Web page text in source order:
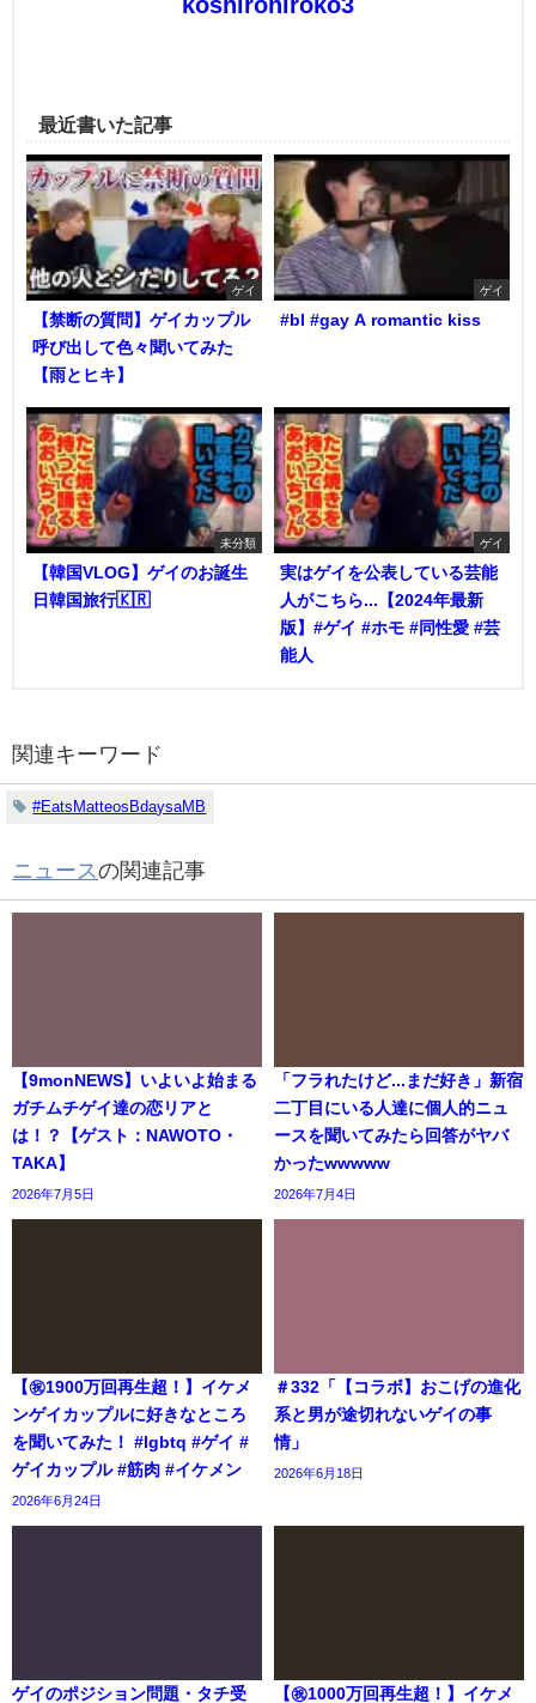
koshirohiroko3
最近書いた記事
ゲイ
【禁断の質問】ゲイカップル
呼び出して色々聞いてみた
【雨とヒキ】
ゲイ
#bl #gay A romantic kiss
未分類
【韓国VLOG】ゲイのお誕生
日韓国旅行🇰🇷
ゲイ
実はゲイを公表している芸能
人がこちら...【2024年最新
版】#ゲイ #ホモ #同性愛 #芸
能人
関連キーワード
#EatsMatteosBdaysaMB
ニュース の関連記事
【9monNEWS】いよいよ始まる
ガチムチゲイ達の恋リアと
は！？【ゲスト：NAWOTO・
TAKA】
2026年7月5日
「フラれたけど...まだ好き」新宿
二丁目にいる人達に個人的ニュ
ースを聞いてみたら回答がヤバ
かったwwwww
2026年7月4日
【㊗️1900万回再生超！】イケメ
ンゲイカップルに好きなところ
を聞いてみた！ #lgbtq #ゲイ #
ゲイカップル #筋肉 #イケメン
2026年6月24日
＃332「【コラボ】おこげの進化
系と男が途切れないゲイの事
情」
2026年6月18日
ゲイのポジション問題・タチ受
【㊗️1000万回再生超！】イケメ